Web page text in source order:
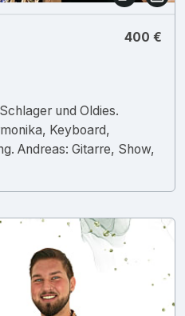
400 €
und Oldies.
Keyboard,
Andreas: Gitarre, Show,